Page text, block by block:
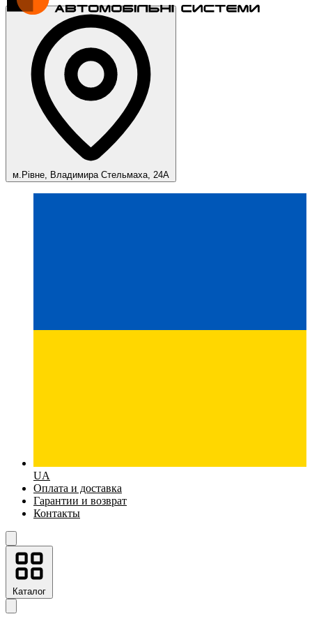
м.Рівне, Владимира Стельмаха, 24А
UA
Оплата и доставка
Гарантии и возврат
Контакты
Каталог